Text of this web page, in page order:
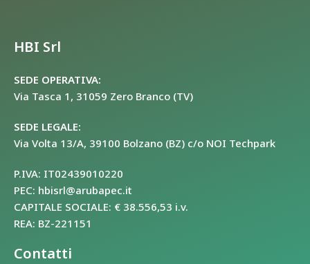
HBI Srl
SEDE OPERATIVA:
Via Tasca 1, 31059 Zero Branco (TV)
SEDE LEGALE:
Via Volta 13/A, 39100 Bolzano (BZ) c/o NOI Techpark
P.IVA: IT02439010220
PEC: hbisrl@arubapec.it
CAPITALE SOCIALE: € 38.556,53 i.v.
REA: BZ-221151
Contatti